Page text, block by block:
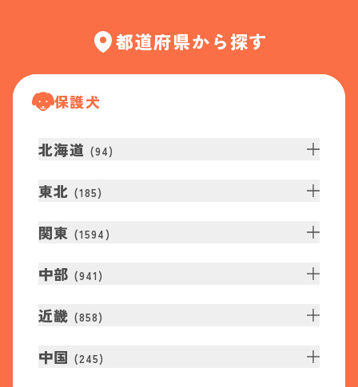
都道府県から探す
保護犬
北海道 (94)
東北 (185)
関東 (1594 )
中部 (941 )
近畿 (858)
中国 (245)